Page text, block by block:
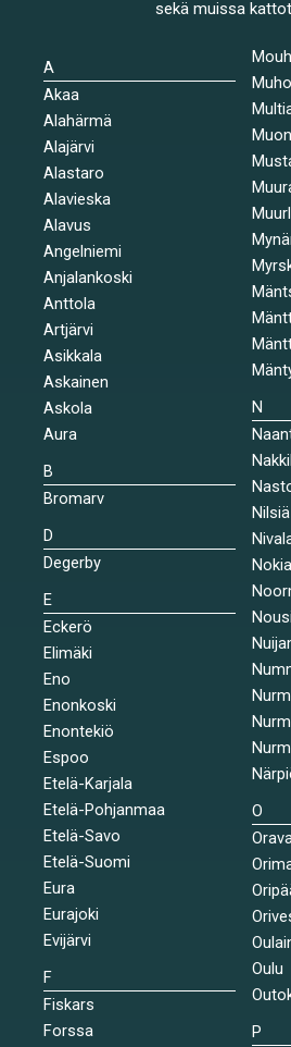
sekä muissa
A
Akaa
Alahärmä
Alajärvi
Alastaro
Alavieska
Alavus
Angelniemi
Anjalankoski
Anttola
Artjärvi
Asikkala
Askainen
Askola
Aura
B
Bromarv
D
Degerby
E
Eckerö
Elimäki
Eno
Enonkoski
Enontekiö
Espoo
Etelä-Karjala
Etelä-Pohjanmaa
Etelä-Savo
Etelä-Suomi
Eura
Eurajoki
Evijärvi
F
Fiskars
Forssa
N
Nilsiä
Nokia
O
Oulu
P